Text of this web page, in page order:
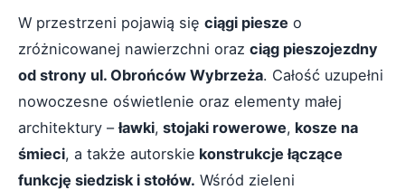
W przestrzeni pojawią się ciągi piesze o
zróżnicowanej nawierzchni oraz ciąg pieszojezdny
od strony ul. Obrońców Wybrzeża. Całość uzupełni
nowoczesne oświetlenie oraz elementy małej
architektury –ławki, stojaki rowerowe, kosze na
śmieci, a także autorskie konstrukcje łączące
funkcję siedzisk i stołów. Wśród zieleni